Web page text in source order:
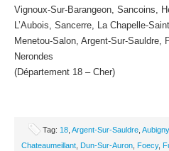
Vignoux-Sur-Barangeon, Sancoins,
L’Aubois, Sancerre, La Chapelle-
Menetou-Salon, Argent-Sur-Sauldre,
Nerondes
(Département 18 – Cher)
Tag: 18 Argent-Sur-Sauldre
Chateaumeillant Dun-Sur-Auron Foecy,